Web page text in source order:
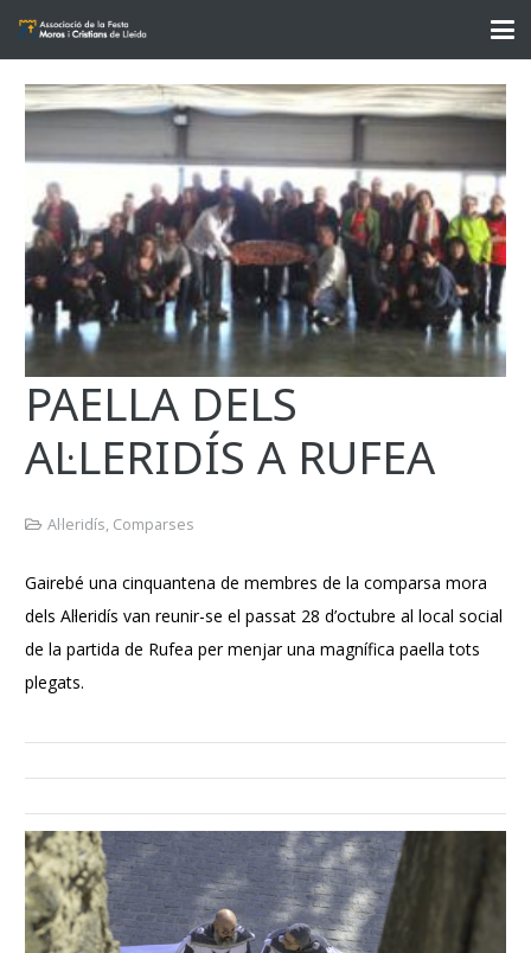
PAELLA DELS
AL·LERIDÍS A RUFEA
Al·leridís, Comparses
Gairebé una cinquantena de membres de la comparsa mora
dels Al·leridís van reunir-se el passat 28 d’octubre al local social
de la partida de Rufea per menjar una magnífica paella tots
plegats.